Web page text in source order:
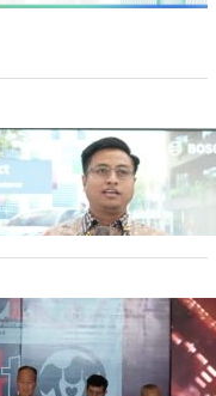
Penentu Baru
bagi IKM Alas Kaki